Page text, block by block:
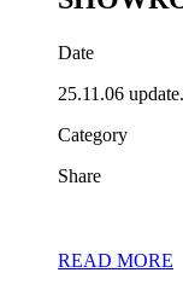
Date
25.11.06 update.
Category
Share
READ MORE